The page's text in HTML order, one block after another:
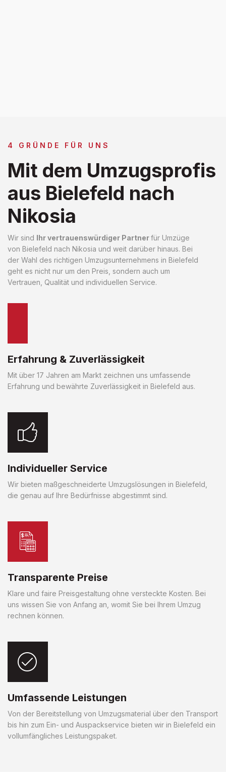
4 GRÜNDE FÜR UNS
Mit dem Umzugsprofis
aus Bielefeld nach
Nikosia
Wir sind Ihr vertrauenswürdiger Partnerfür Umzüge
von Bielefeld nach Nikosia und weit darüber hinaus. Bei
der Wahl des richtigen Umzugsunternehmens in Bielefeld
geht es nicht nur um den Preis, sondern auch um
Vertrauen, Qualität und individuellen Service.
Erfahrung & Zuverlässigkeit
Mit über 17 Jahren am Markt zeichnen uns umfassende
Erfahrung und bewährte Zuverlässigkeit in Bielefeld aus.
Individueller Service
Wir bieten maßgeschneiderte Umzugslösungen in Bielefeld,
die genau auf Ihre Bedürfnisse abgestimmt sind.
Transparente Preise
Klare und faire Preisgestaltung ohne versteckte Kosten. Bei
uns wissen Sie von Anfang an, womit Sie bei Ihrem Umzug
rechnen können.
Umfassende Leistungen
Von der Bereitstellung von Umzugsmaterial über den Transport
bis hin zum Ein- und Auspackservice bieten wir in Bielefeld ein
vollumfängliches Leistungspaket.